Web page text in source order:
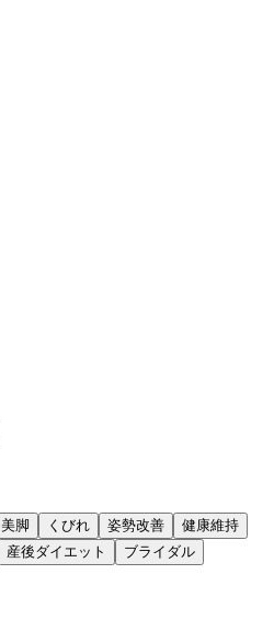
美脚 くびれ 姿勢改善
健康維持
産後ダイエット ブライダル